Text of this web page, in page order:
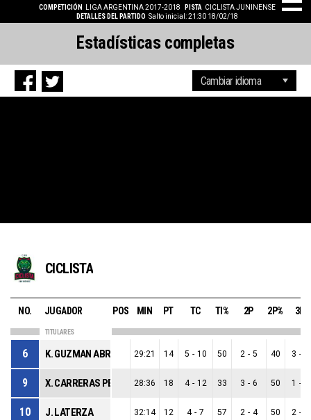
COMPETICIÓN LIGA ARGENTINA 2017-2018 PISTA CICLISTA JUNINENSE
DETALLES DEL PARTIDO Salto inicial: 21:30 18/02/18
Estadísticas completas
CICLISTA
NO. JUGADOR POS MIN PT TC TI% 2P 2P% 3P
TITULARES
6 K. GUZMAN ABREU 29:21 14 5 - 10 50 2 - 5 40 3 -
9 28:36 18 4 - 12 33 3 - 6 50 1 -
10 J. LATERZA 32:14 12 4 - 7 57 2 - 4 50 2 -